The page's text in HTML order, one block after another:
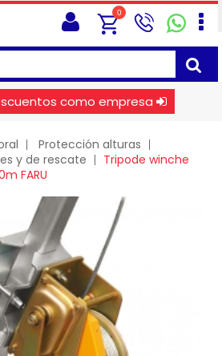
0
como empresa
Protección alturas
y de rescate
Tripode winche
FARU